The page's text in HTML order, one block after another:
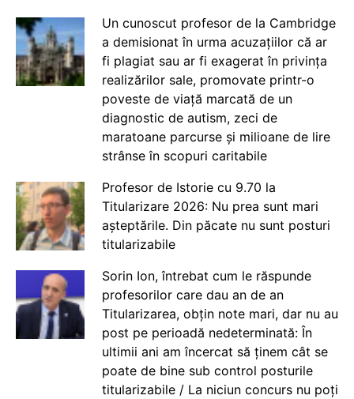
Un cunoscut profesor de la Cambridge
a demisionat în urma acuzațiilor că ar
fi plagiat sau ar fi exagerat în privința
realizărilor sale, promovate printr-o
poveste de viață marcată de un
diagnostic de autism, zeci de
maratoane parcurse și milioane de lire
strânse în scopuri caritabile
Profesor de Istorie cu 9.70 la
Titularizare 2026: Nu prea sunt mari
așteptările. Din păcate nu sunt posturi
titularizabile
Sorin Ion, întrebat cum le răspunde
profesorilor care dau an de an
Titularizarea, obțin note mari, dar nu au
post pe perioadă nedeterminată: În
ultimii ani am încercat să ținem cât se
poate de bine sub control posturile
titularizabile / La niciun concurs nu poți